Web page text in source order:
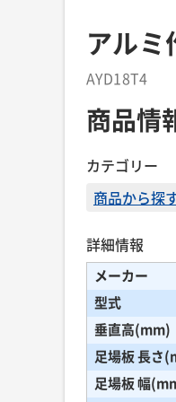
アルミ
AYD18T4
商品情
カテゴリー
商品から探
詳細情報
メーカー
型式
垂直高(mm)
足場板 長さ
足場板 幅